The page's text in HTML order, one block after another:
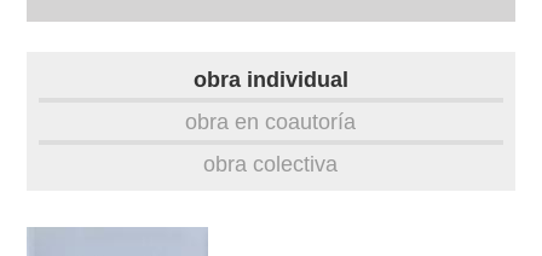
obra individual
obra en coautoría
obra colectiva